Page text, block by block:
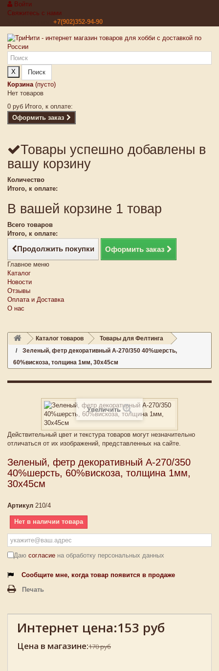
Войти
Свяжитесь с нами
+7(902)352-94-90
X
Поиск
Корзина (пусто)
Нет товаров
0 руб Итого, к оплате:
Оформить заказ
Товары успешно добавлены в
вашу корзину
Количество
Итого, к оплате:
В вашей корзине 1 товар
Всего товаров
Итого, к оплате:
Продолжить покупки Оформить заказ
Главное меню
Каталог
Новости
Отзывы
Оплата и Доставка
О нас
Каталог товаров
Товары для Фелтинга
Зеленый, фетр декоративный А-270/350 40%шерсть,
60%вискоза, толщина 1мм, 30х45см
Увеличить
Действительный цвет и текстура товаров могут незначительно
отличаться от их изображений, представленных на сайте.
Зеленый, фетр декоративный А-270/350
40%шерсть, 60%вискоза, толщина 1мм,
30х45см
Артикул 210/4
Нет в наличии товара
Даю согласие на обработку персональных данных
Сообщите мне, когда товар появится в продаже
Печать
Интернет цена:153 руб
Цена в магазине:170 руб